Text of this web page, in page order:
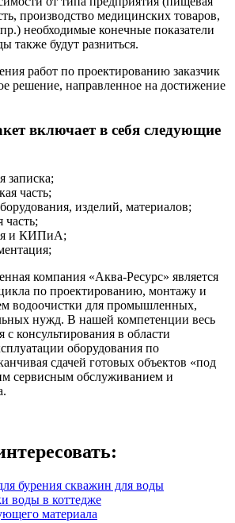
производство медицинских товаров,
необходимые конечные показатели
также будут разниться.
работ по проектированию заказчик
решение, направленное на достижение
включает в себя следующие
записка;
часть;
изделий, материалов;
часть;
и КИПиА;
компания «Аква-Ресурс» является
по проектированию, монтажу и
водоочистки для промышленных,
нужд. В нашей компетенции весь
с консультирования в области
оборудования по
сдачей готовых объектов «под
сервисным обслуживанием и
бурения скважин для воды
воды в коттедже
материала